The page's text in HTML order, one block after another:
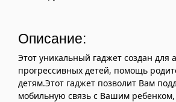
Описание:
Этот уникальный гаджет создан для
прогрессивных детей, помощь
детям.Этот гаджет позволит Вам
мобильную связь с Вашим ребенком,